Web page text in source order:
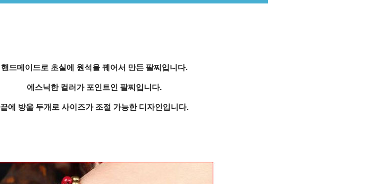
핸드메이드로 초실에 원석을 꿰어서 만든 팔찌입니다.
에스닉한 컬러가 포인트인 팔찌입니다.
끝에 방울 두개로 사이즈가 조절 가능한 디자인입니다.